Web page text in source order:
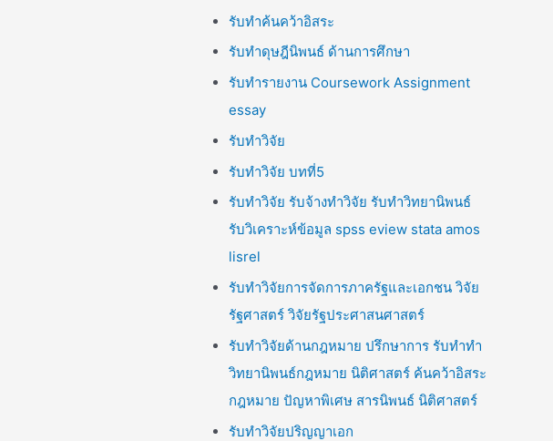
รับทำค้นคว้าอิสระ
รับทำดุษฎีนิพนธ์ ด้านการศึกษา
รับทำรายงาน Coursework Assignment
essay
รับทำวิจัย
รับทำวิจัย บทที่5
รับทำวิจัย รับจ้างทำวิจัย รับทำวิทยานิพนธ์
รับวิเคราะห์ข้อมูล spss eview stata amos
lisrel
รับทำวิจัยการจัดการภาครัฐและเอกชน วิจัย
รัฐศาสตร์ วิจัยรัฐประศาสนศาสตร์
รับทำวิจัยด้านกฎหมาย ปรึกษาการ รับทำทำ
วิทยานิพนธ์กฎหมาย นิติศาสตร์ ค้นคว้าอิสระ
กฎหมาย ปัญหาพิเศษ สารนิพนธ์ นิติศาสตร์
รับทำวิจัยปริญญาเอก